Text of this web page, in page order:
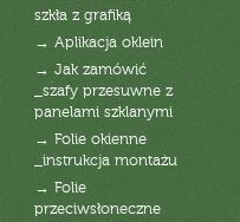
szkła z grafiką
→ Aplikacja oklein
→ Jak zamówić
_szafy przesuwne z
panelami szklanymi
→ Folie okienne
_instrukcja montażu
→ Folie
przeciwsłoneczne